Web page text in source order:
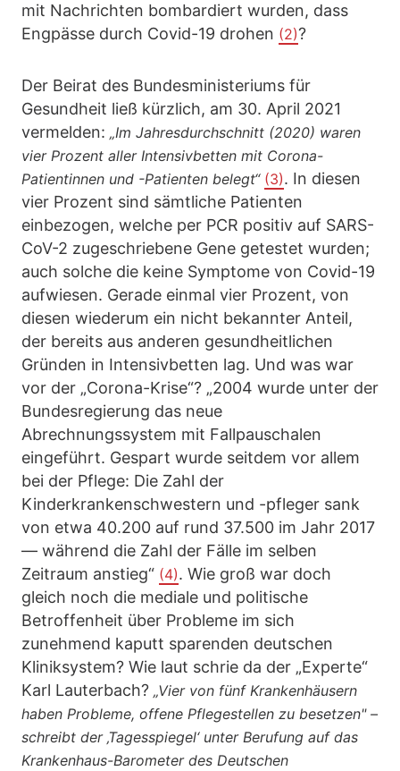
mit Nachrichten bombardiert wurden, dass
Engpässe durch Covid-19 drohen (2)?
Der Beirat des Bundesministeriums für
Gesundheit ließ kürzlich, am 30. April 2021
vermelden: „Im Jahresdurchschnitt (2020) waren
vier Prozent aller Intensivbetten mit Corona-
Patientinnen und -Patienten belegt“ (3). In diesen
vier Prozent sind sämtliche Patienten
einbezogen, welche per PCR positiv auf SARS-
CoV-2 zugeschriebene Gene getestet wurden;
auch solche die keine Symptome von Covid-19
aufwiesen. Gerade einmal vier Prozent, von
diesen wiederum ein nicht bekannter Anteil,
der bereits aus anderen gesundheitlichen
Gründen in Intensivbetten lag. Und was war
vor der „Corona-Krise“? „2004 wurde unter der
Bundesregierung das neue
Abrechnungssystem mit Fallpauschalen
eingeführt. Gespart wurde seitdem vor allem
bei der Pflege: Die Zahl der
Kinderkrankenschwestern und -pfleger sank
von etwa 40.200 auf rund 37.500 im Jahr 2017
— während die Zahl der Fälle im selben
Zeitraum anstieg“ (4). Wie groß war doch
gleich noch die mediale und politische
Betroffenheit über Probleme im sich
zunehmend kaputt sparenden deutschen
Kliniksystem? Wie laut schrie da der „Experte“
Karl Lauterbach? „Vier von fünf Krankenhäusern
haben Probleme, offene Pflegestellen zu besetzen" –
schreibt der ‚Tagesspiegel‘ unter Berufung auf das
Krankenhaus-Barometer des Deutschen